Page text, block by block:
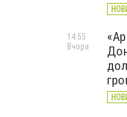
14:55
Вчора